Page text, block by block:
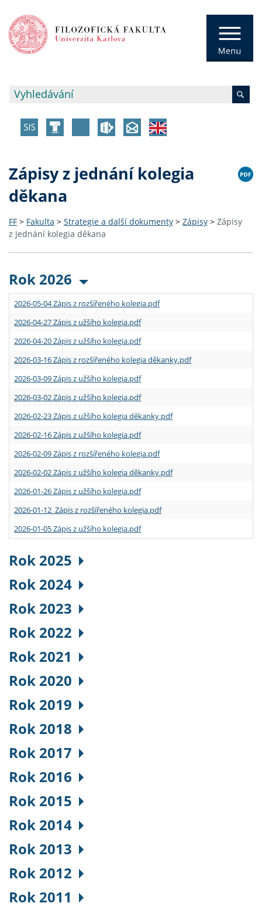
Zápisy z jednání kolegia
děkana
FF > Fakulta > Strategie a další dokumenty > Zápisy > Zápisy
z jednání kolegia děkana
Rok 2026
2026-05-04 Zápis z rozšířeného kolegia.pdf
2026-04-27 Zápis z užšího kolegia.pdf
2026-04-20 Zápis z užšího kolegia.pdf
2026-03-16 Zápis z rozšířeného kolegia děkanky.pdf
2026-03-09 Zápis z užšího kolegia.pdf
2026-03-02 Zápis z užšího kolegia.pdf
2026-02-23 Zápis z užšího kolegia děkanky.pdf
2026-02-16 Zápis z užšího kolegia.pdf
2026-02-09 Zápis z rozšířeného kolegia.pdf
2026-02-02 Zápis z užšího kolegia děkanky.pdf
2026-01-26 Zápis z užšího kolegia.pdf
2026-01-12 Zápis z rozšířeného kolegia.pdf
2026-01-05 Zápis z užšího kolegia.pdf
Rok 2025
Rok 2024
Rok 2023
Rok 2022
Rok 2021
Rok 2020
Rok 2019
Rok 2018
Rok 2017
Rok 2016
Rok 2015
Rok 2014
Rok 2013
Rok 2012
Rok 2011